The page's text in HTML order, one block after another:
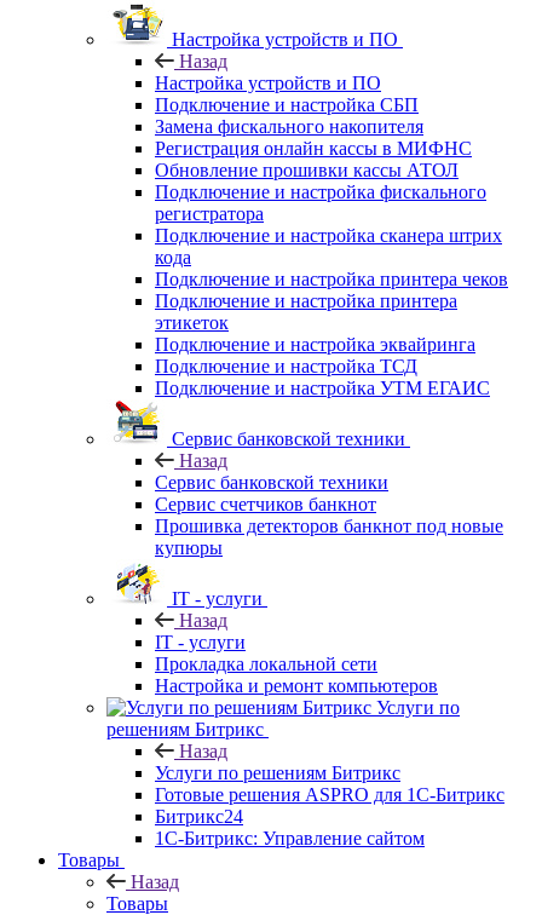
Настройка устройств и ПО
Назад
Настройка устройств и ПО
Подключение и настройка СБП
Замена фискального накопителя
Регистрация онлайн кассы в МИФНС
Обновление прошивки кассы АТОЛ
Подключение и настройка фискального
регистратора
Подключение и настройка сканера штрих
кода
Подключение и настройка принтера чеков
Подключение и настройка принтера
этикеток
Подключение и настройка эквайринга
Подключение и настройка ТСД
Подключение и настройка УТМ ЕГАИС
Сервис банковской техники
Назад
Сервис банковской техники
Сервис счетчиков банкнот
Прошивка детекторов банкнот под новые
купюры
IT - услуги
Назад
IT - услуги
Прокладка локальной сети
Настройка и ремонт компьютеров
Услуги по
решениям Битрикс
Назад
Услуги по решениям Битрикс
Готовые решения ASPRO для 1С-Битрикс
Битрикс24
1С-Битрикс: Управление сайтом
Товары
Назад
Товары